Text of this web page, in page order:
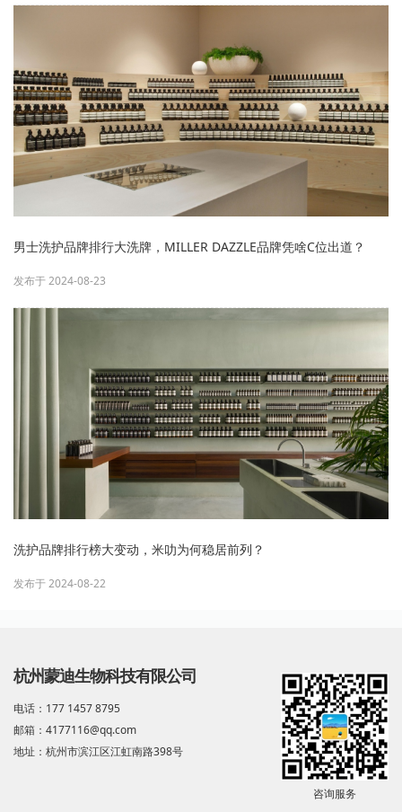
男士洗护品牌排行大洗牌，MILLER DAZZLE品牌凭啥C位出道？
发布于 2024-08-23
洗护品牌排行榜大变动，米叻为何稳居前列？
发布于 2024-08-22
杭州蒙迪生物科技有限公司
电话：177 1457 8795
邮箱：4177116@qq.com
地址：杭州市滨江区江虹南路398号
咨询服务